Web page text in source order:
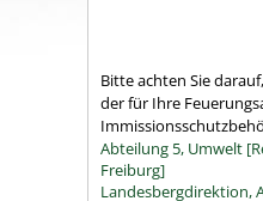
Bitte achten Sie
der für Ihre
Abteilung 5, Umwelt
Freiburg]
Landesbergdirektion,